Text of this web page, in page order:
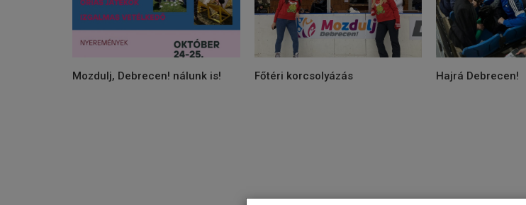
Mozdulj, Debrecen! nálunk is! Főtéri korcsolyázás Hajrá Debrecen!